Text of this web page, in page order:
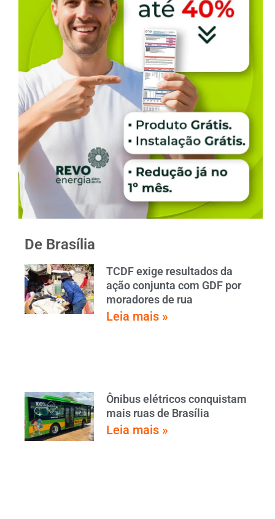
De Brasília
TCDF exige resultados da
ação conjunta com GDF por
moradores de rua
Leia mais »
Ônibus elétricos conquistam
mais ruas de Brasília
Leia mais »